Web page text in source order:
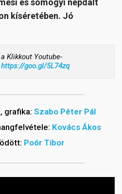
és somogyi népdalt
kíséretében. Jó
Klikkout Youtube-
https://goo.gl/5L74zq
grafika: Szabo Péter Pál
Kovács Ákos
Poór Tibor